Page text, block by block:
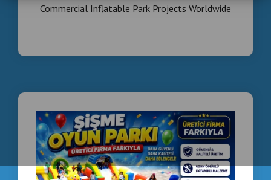
Commercial Inflatable Park Projects Worldwide